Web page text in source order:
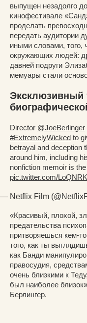
выпущен незадолго
кинофестивале
проделать
передать аудитории
иными словами, того,
окружающих людей:
давней подруги
мемуары стали
Эксклюзивный
Director @JoeBerlinger
#ExtremelyWicked to
betrayal and deception
around him, including
nonfiction memoir is
pic.twitter.com/
— Netflix Film
«Красивый, плохой,
предательства
притворяешься кем-
того, как ты
как Банди
правосудия,
очень близкими к
был наиболее
Берлингер.